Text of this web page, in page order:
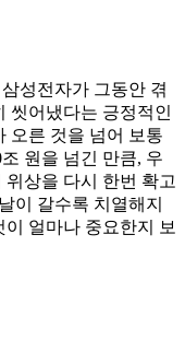
성전자가 그동안 겪
씻어냈다는 긍정적인
오른 것을 넘어 보통
원을 넘긴 만큼, 우
상을 다시 한번 확고
이 갈수록 치열해지
얼마나 중요한지 보